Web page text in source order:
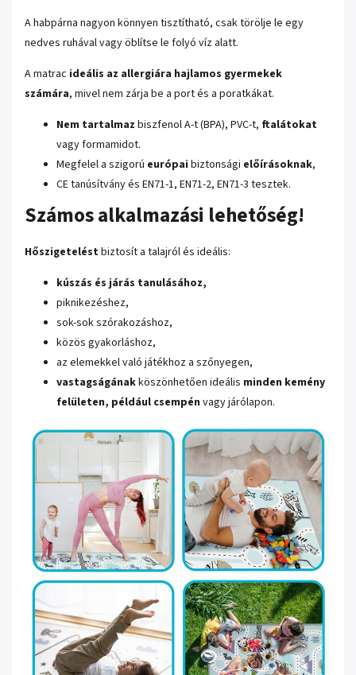
A habpárna nagyon könnyen tisztítható, csak törölje le egy
nedves ruhával vagy öblítse le folyó víz alatt.
A matrac ideális az allergiára hajlamos gyermekek
számára, mivel nem zárja be a port és a poratkákat.
Nem tartalmaz biszfenol A-t (BPA), PVC-t, ftalátokat
vagy formamidot.
Megfelel a szigorú európai biztonsági előírásoknak,
CE tanúsítvány és EN71-1, EN71-2, EN71-3 tesztek.
Számos alkalmazási lehetőség!
Hőszigeteléstbiztosít a talajról és ideális:
kúszás és járás tanulásához,
piknikezéshez,
sok-sok szórakozáshoz,
közös gyakorláshoz,
az elemekkel való játékhoz a szőnyegen,
vastagságánakköszönhetően ideális minden kemény
felületen, például csempén vagy járólapon.